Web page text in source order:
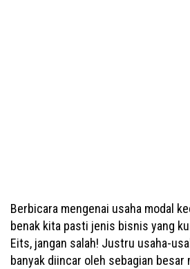
Berbicara mengenai usaha modal
benak kita pasti jenis bisnis yang
Eits, jangan salah! Justru usaha-
banyak diincar oleh sebagian besar